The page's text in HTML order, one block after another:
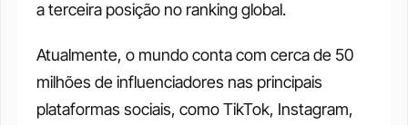
a terceira posição no ranking global.
Atualmente, o mundo conta com cerca de 50
milhões de influenciadores nas principais
plataformas sociais, como TikTok, Instagram,